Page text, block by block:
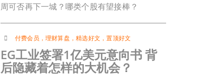
周可否再下一城？哪类个股有望接棒？
付费会员 ，理财算盘 ，精选好文 ，置顶好文
EG工业签署1亿美元意向书 背
后隐藏着怎样的大机会？